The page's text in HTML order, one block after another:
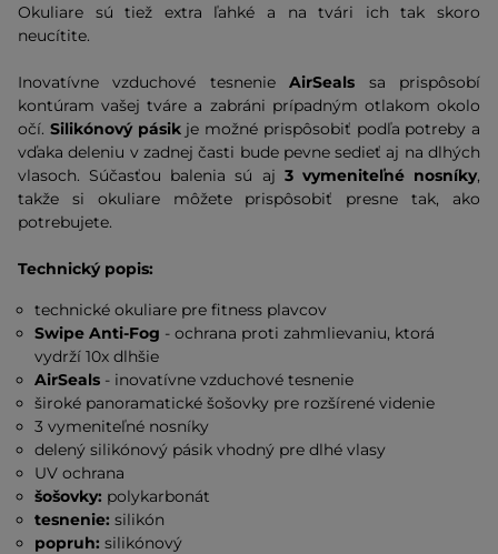
Okuliare sú tiež extra ľahké a na tvári ich tak skoro
neucítite.
Inovatívne vzduchové tesnenieAirSeals sa prispôsobí
kontúram vašej tváre a zabráni prípadným otlakom okolo
očí. Silikónový pásikje možné prispôsobiť podľa potreby a
vďaka deleniu v zadnej časti bude pevne sedieť aj na dlhých
vlasoch. Súčasťou balenia sú aj 3 vymeniteľné nosníky,
takže si okuliare môžete prispôsobiť presne tak, ako
potrebujete.
Technický popis:
technické okuliare pre fitness plavcov
Swipe Anti-Fog - ochrana proti zahmlievaniu, ktorá
vydrží 10x dlhšie
AirSeals - inovatívne vzduchové tesnenie
široké panoramatické šošovky pre rozšírené videnie
3 vymeniteľné nosníky
delený silikónový pásik vhodný pre dlhé vlasy
UV ochrana
šošovky: polykarbonát
tesnenie: silikón
popruh: silikónový